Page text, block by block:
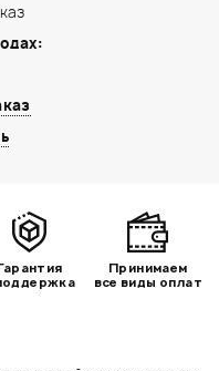
Принимаем
все виды оплат